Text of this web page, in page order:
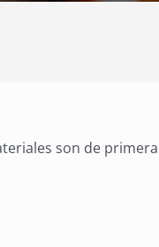
son de